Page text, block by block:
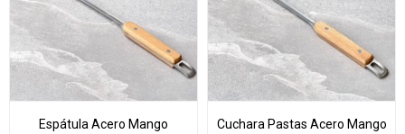
Espátula Acero Mango
Cuchara Pastas Acero Mango